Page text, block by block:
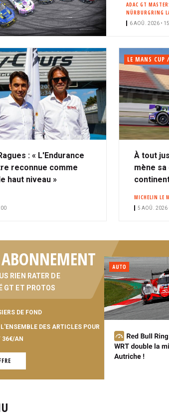
ADAC GT
NÜRBURGRING
6 AOÛ. 2026 •
: « L'Endurance
reconnue comme
haut niveau »
LE MANS
À tout
mène
MICHELIN LE
5 AOÛ. 2026
ABONNEMENT
RIEN RATER DE
GT ET PROTOS
DE FOND
DES ARTICLES POUR
36€/AN